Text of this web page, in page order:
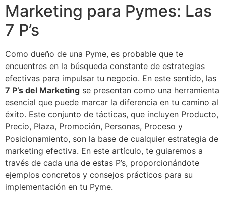
Marketing para Pymes: Las
7 P’s
Como dueño de una Pyme, es probable que te
encuentres en la búsqueda constante de estrategias
efectivas para impulsar tu negocio. En este sentido, las
7 P’s del Marketing se presentan como una herramienta
esencial que puede marcar la diferencia en tu camino al
éxito. Este conjunto de tácticas, que incluyen Producto,
Precio, Plaza, Promoción, Personas, Proceso y
Posicionamiento, son la base de cualquier estrategia de
marketing efectiva. En este artículo, te guiaremos a
través de cada una de estas P’s, proporcionándote
ejemplos concretos y consejos prácticos para su
implementación en tu Pyme.